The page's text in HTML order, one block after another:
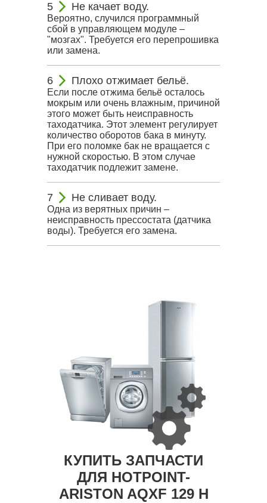
Не качает воду.
Вероятно, случился программный
сбой в управляющем модуле –
"мозгах". Требуется его перепрошивка
или замена.
Плохо отжимает бельё.
Если после отжима бельё осталось
мокрым или очень влажным, причиной
этого может быть неисправность
таходатчика. Этот элемент регулирует
количество оборотов бака в минуту.
При его поломке бак не вращается с
нужной скоростью. В этом случае
таходатчик подлежит замене.
Не сливает воду.
Одна из верятных причин –
неисправность прессостата (датчика
воды). Требуется его замена.
КУПИТЬ ЗАПЧАСТИ
ДЛЯ HOTPOINT-
ARISTON AQXF 129 H